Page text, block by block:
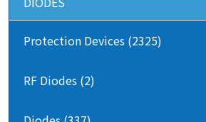
Protection Devices (2325)
RF Diodes (2)